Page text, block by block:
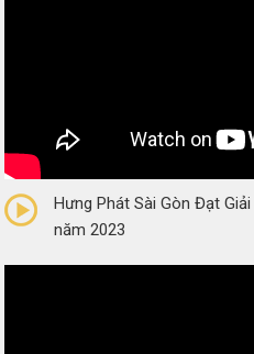
(0 Reviews)
Hưng Phát Sài Gòn Đạt
năm 2023